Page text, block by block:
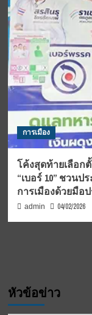
การเมือง
โค้งสุดท้ายเลือก
“เบอร์ 10” ชวน
การเมืองด้วยมือ
admin 04/02/2026
หัวข้อข่าว